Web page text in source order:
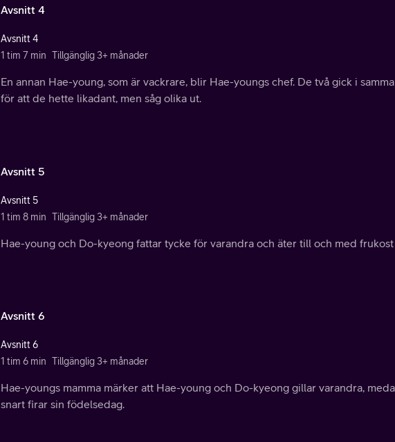
Avsnitt 4
Avsnitt 4
1 tim 7 min Tillgänglig 3+ månader
En annan Hae-young, som är vackrare, blir Hae-youngs chef. De två gick i
för att de hette likadant, men såg olika ut.
Avsnitt 5
Avsnitt 5
1 tim 8 min Tillgänglig 3+ månader
Hae-young och Do-kyeong fattar tycke för varandra och äter till och med frukost
Avsnitt 6
Avsnitt 6
1 tim 6 min Tillgänglig 3+ månader
Hae-youngs mamma märker att Hae-young och Do-kyeong gillar varandra,
snart firar sin födelsedag.